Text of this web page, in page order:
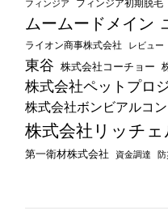
フィンジア
ムームードメイン
ライオン商事株式会社 レビュー
東谷 株式会社コーチョー
株式会社ペットプロ
株式会社ボンビアルコン
株式会社リッチェ
第一衛材株式会社 資金調達 防